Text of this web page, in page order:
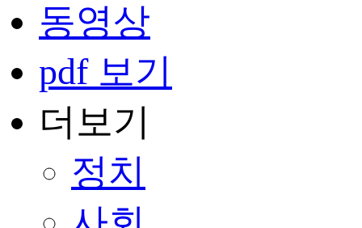
동영상
pdf 보기
더보기
정치